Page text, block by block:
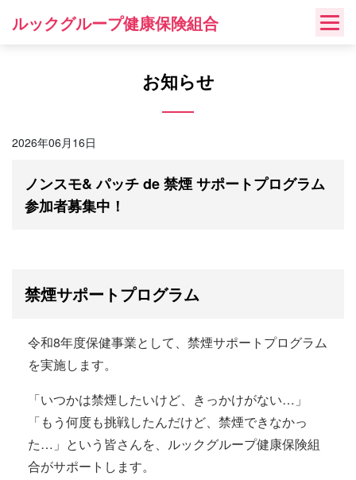
ルックグループ健康保険組合
お知らせ
2026年06月16日
ノンスモ& パッチ de 禁煙 サポートプログラム
参加者募集中！
禁煙サポートプログラム
令和8年度保健事業として、禁煙サポートプログラム
を実施します。
「いつかは禁煙したいけど、きっかけがない…」
「もう何度も挑戦したんだけど、禁煙できなかっ
た…」という皆さんを、ルックグループ健康保険組
合がサポートします。